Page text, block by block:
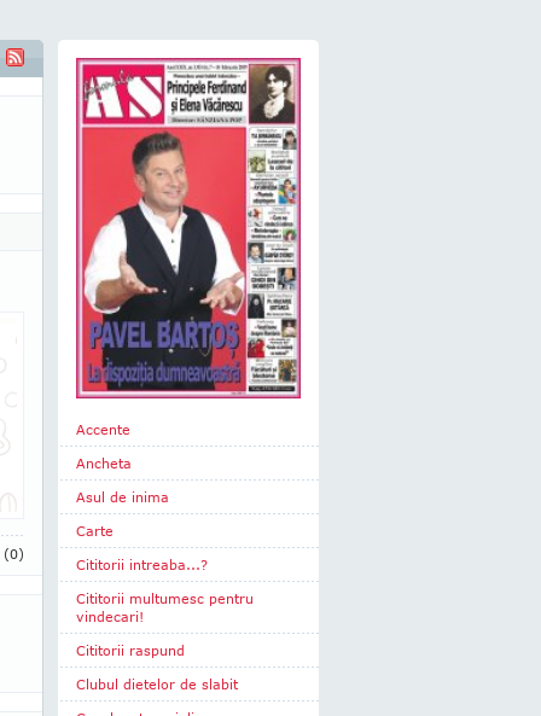
(0)
Accente
Ancheta
Asul de inima
Carte
Cititorii intreaba...?
Cititorii multumesc pentru
vindecari!
Cititorii raspund
Clubul dietelor de slabit